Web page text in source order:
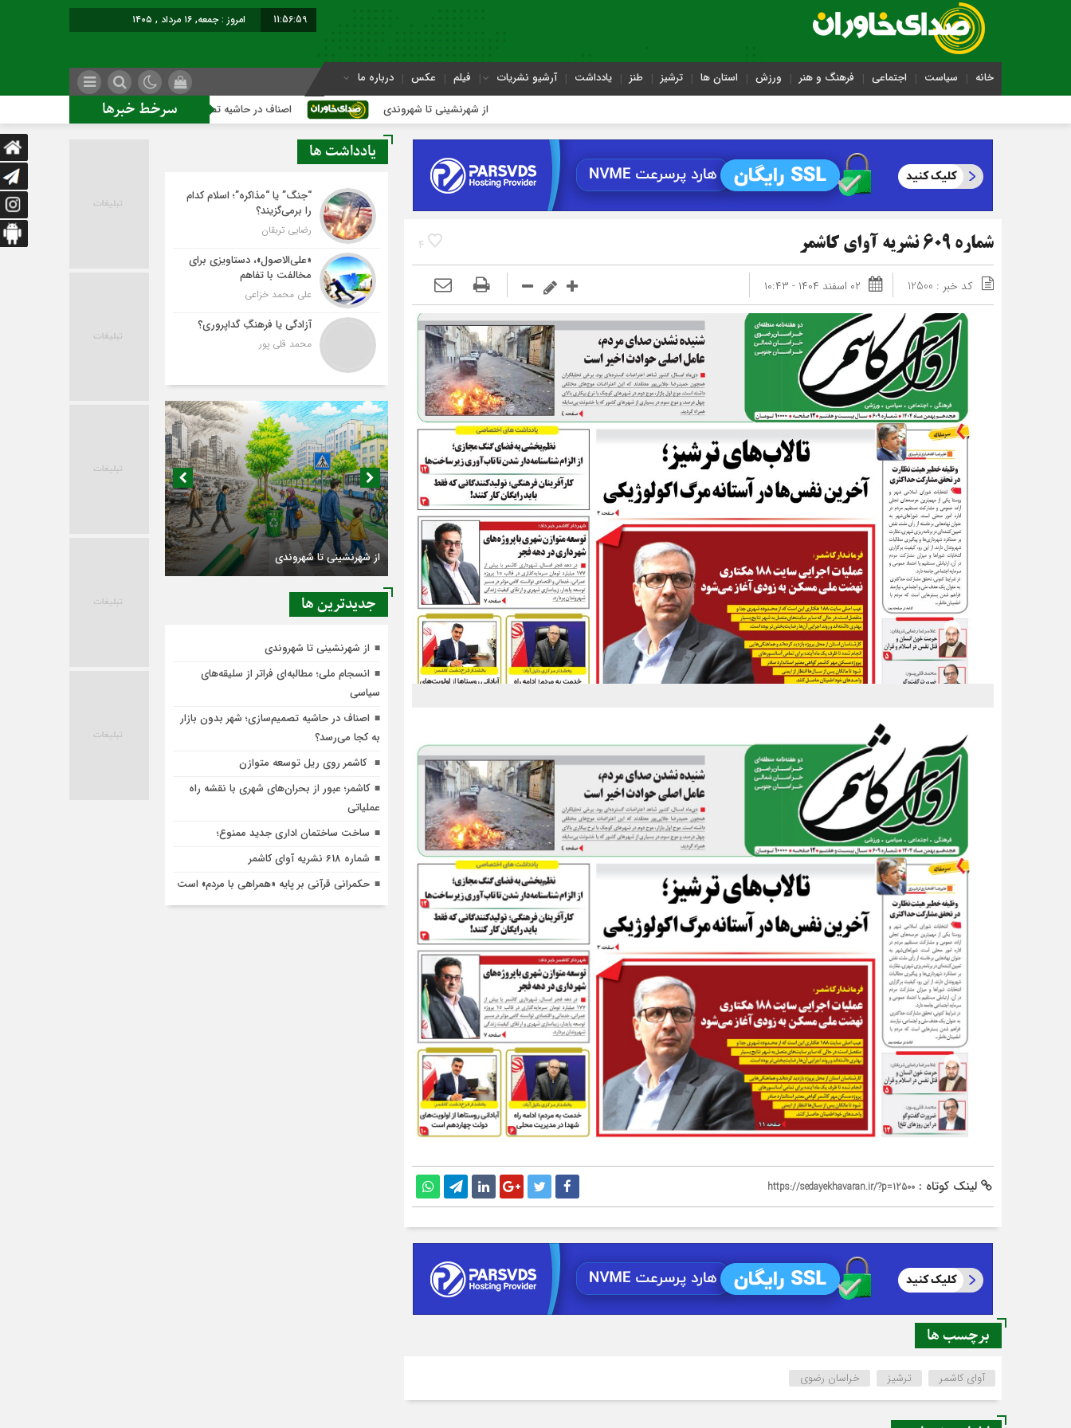
11:57:00 امروز : جمعه, ۱۶ مرداد , ۱۴۰۵
خانه سیاست اجتماعی فرهنگ و هنر ورزش استان ها ترشیز طنز یادداشت آرشیو نشریات فیلم عکس درباره ما
سرخط خبرها از شهرنشینی تا شهروندی اصناف در حاشیه تصمیم‌سازی؛ شهر بدون بازار به کجا می‌رسد؟
4 شماره 609 نشریه آوای کاشمر
کد خبر : 12500 ۰۲ اسفند ۱۴۰۴ - ۱۰:۴۳
لینک کوتاه : https://sedayekhavaran.ir/?p=12500
برچسب ها
آوای کاشمر ترشیز خراسان رضوی
یادداشت ها
“جنگ” یا “مذاکره”؛ اسلام کدام
را برمی‌گزیند؟
رضایی تربقان
«علی‌الاصول»، دستاویزی برای
مخالفت با تفاهم
علی محمد خزاعی
آزادگی یا فرهنگِ گداپروری؟
محمد قلی پور
از شهرنشینی تا شهروندی
اصناف در حاشیه تصمیم‌سازی؛ شهر بدون بازار به
جديدترين ها
از شهرنشینی تا شهروندی
انسجام ملی؛ مطالبه‌ای فراتر از سلیقه‌های
سیاسی
اصناف در حاشیه تصمیم‌سازی؛ شهر بدون بازار
به کجا می‌رسد؟
کاشمر روی ریل توسعه متوازن
کاشمر؛ عبور از بحران‌های شهری با نقشه راه
عملیاتی
ساخت ساختمان اداری جدید ممنوع؛
شماره 618 نشریه آوای کاشمر
حکمرانی قرآنی بر پایه «همراهی با مردم» است